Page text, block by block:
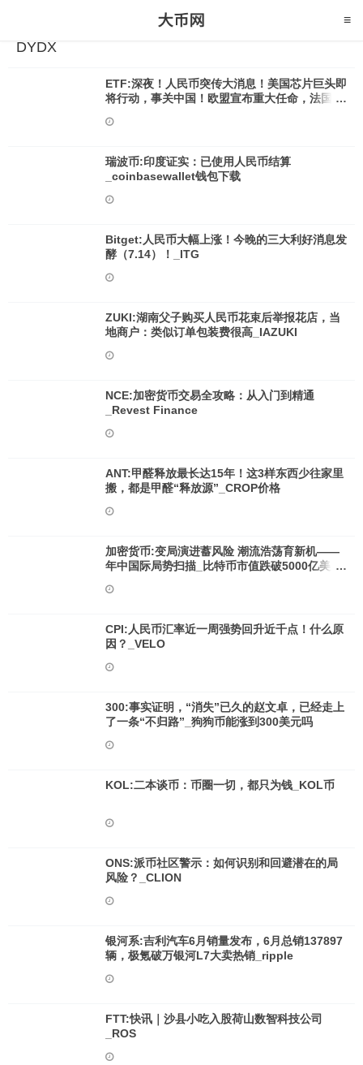
DYDX
ETF:深夜！人民币突传大消息！美国芯片巨头即
将行动，事关中国！欧盟宣布重大任命，法国震
瑞波币:印度证实：已使用人民币结算
_coinbasewallet钱包下载
Bitget:人民币大幅上涨！今晚的三大利好消息发
酵（7.14）！_ITG
ZUKI:湖南父子购买人民币花束后举报花店，当
地商户：类似订单包装费很高_IAZUKI
NCE:加密货币交易全攻略：从入门到精通
_Revest Finance
ANT:甲醛释放最长达15年！这3样东西少往家里
搬，都是甲醛“释放源”_CROP价格
加密货币:变局演进蓄风险 潮流浩荡育新机——
年中国际局势扫描_比特币市值跌破5000亿美元
CPI:人民币汇率近一周强势回升近千点！什么原
因？_VELO
300:事实证明，“消失”已久的赵文卓，已经走上
了一条“不归路”_狗狗币能涨到300美元吗
KOL:二本谈币：币圈一切，都只为钱_KOL币
ONS:派币社区警示：如何识别和回避潜在的局
风险？_CLION
银河系:吉利汽车6月销量发布，6月总销137897
辆，极氪破万银河L7大卖热销_ripple
FTT:快讯｜沙县小吃入股荷山数智科技公司
_ROS